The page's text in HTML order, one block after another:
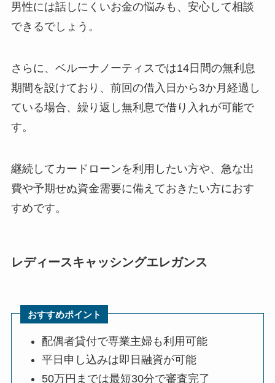
男性には話しにくいお金の悩みも、安心して相談
できるでしょう。
さらに、ベルーナノーティスでは14日間の無利息
期間を設けており、前回の借入日から3か月経過し
ている場合、繰り返し無利息で借り入れが可能で
す。
継続してカードローンを利用したい方や、急な出
費や予期せぬ資金需要に備えておきたい方におす
すめです。
レディースキャッシングエレガンス
おすすめポイント
配偶者貸付で専業主婦も利用可能
平日申し込みは即日融資が可能
50万円までは最短30分で審査完了